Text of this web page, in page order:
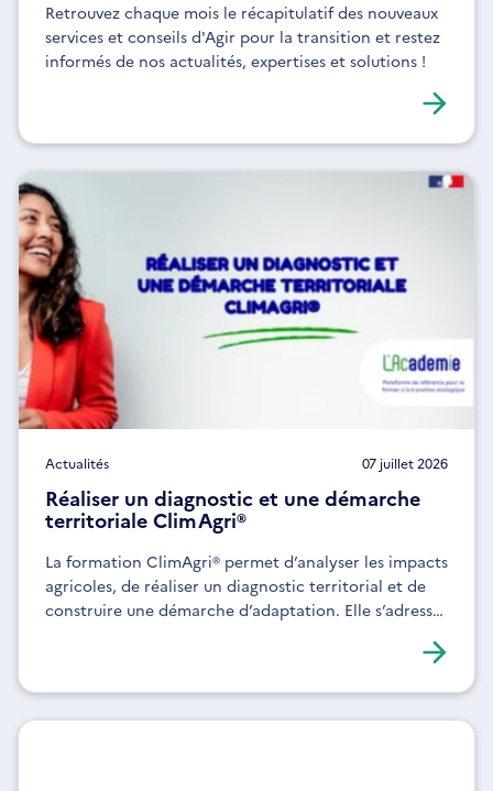
Retrouvez chaque mois le récapitulatif des nouveaux
services et conseils d'Agir pour la transition et restez
informés de nos actualités, expertises et solutions !
Actualités 07 juillet 2026
Réaliser un diagnostic et une démarche
territoriale ClimAgri®
La formation ClimAgri® permet d’analyser les impacts
agricoles, de réaliser un diagnostic territorial et de
construire une démarche d’adaptation. Elle s’adresse